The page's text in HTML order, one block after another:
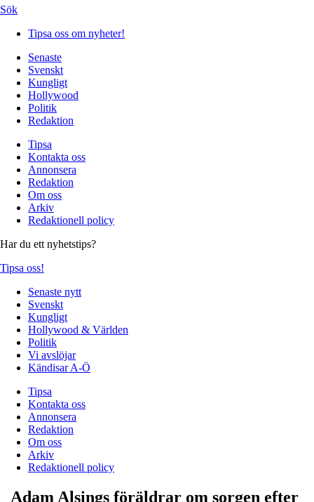
Sök
Tipsa oss om nyheter!
Senaste
Svenskt
Kungligt
Hollywood
Politik
Redaktion
Tipsa
Kontakta oss
Annonsera
Redaktion
Om oss
Arkiv
Redaktionell policy
Har du ett nyhetstips?
Tipsa oss!
Senaste nytt
Svenskt
Kungligt
Hollywood & Världen
Politik
Vi avslöjar
Kändisar A-Ö
Tipsa
Kontakta oss
Annonsera
Redaktion
Om oss
Arkiv
Redaktionell policy
Adam Alsings föräldrar om sorgen efter